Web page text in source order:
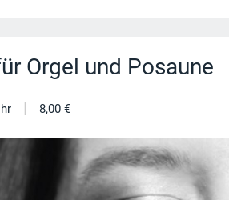
Orgel und Posaune
| 8,00 €